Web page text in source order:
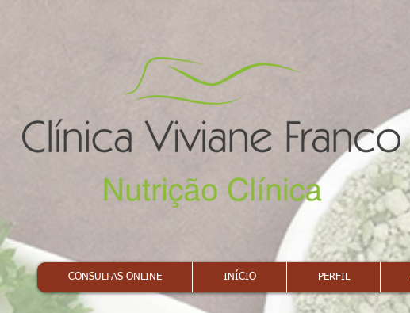
CONSULTAS ONLINE INÍCIO PERFIL